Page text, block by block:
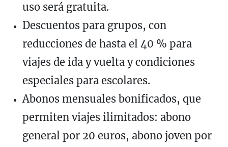
uso será gratuita.
Descuentos para grupos, con
reducciones de hasta el 40 % para
viajes de ida y vuelta y condiciones
especiales para escolares.
Abonos mensuales bonificados, que
permiten viajes ilimitados: abono
general por 20 euros, abono joven por